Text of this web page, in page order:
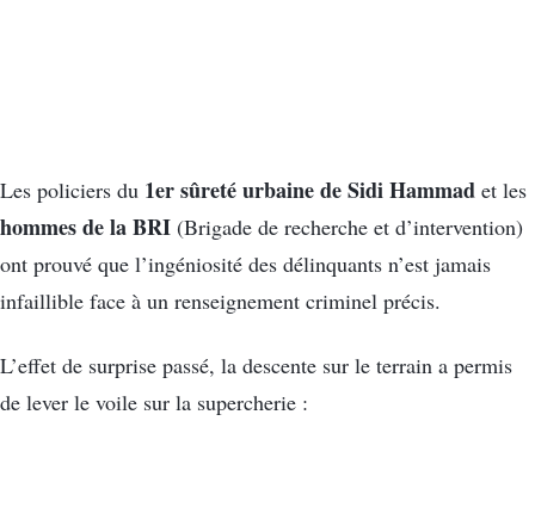
Les policiers du 1ersûreté urbaine de Sidi Hammad et les
hommes de la BRI (Brigade de recherche et d’intervention)
ont prouvé que l’ingéniosité des délinquants n’est jamais
infaillible face à un renseignement criminel précis.
L’effet de surprise passé, la descente sur le terrain a permis
de lever le voile sur la supercherie :